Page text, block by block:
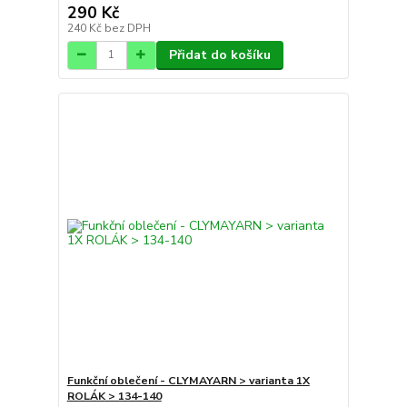
290 Kč
240 Kč bez DPH
Přidat do košíku
Funkční oblečení - CLYMAYARN > varianta 1X
ROLÁK > 134-140